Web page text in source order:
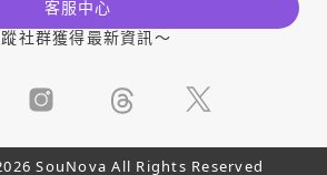
客服中心
社群獲得最新資訊～
SouNova All Rights Reserved